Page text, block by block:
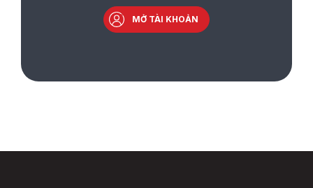
MỞ TÀI KHOẢN